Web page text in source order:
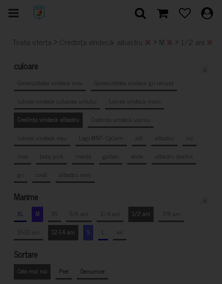
Toata oferta > Credința vindecă- albastru > M > 1/2 ani
culoare
Generozitatea vindecă- mov
Generozitatea vindecă- gri cenușă
Iubirea vindecă- culoarea untului
Iubirea vindecă- maro
Credința vindecă- albastru
Credința vindecă- vișiniu
Iubirea vindecă- roșu
Logo MNF- Cyclam alb albastru
roz
mov
baby pink mentă galben verde
albastru deschis
gri
coral albastru navy
Marime
XL M XS 5/6 ani 3/4 ani 1/2 ani
7/8 ani
10-12 ani
12-14 ani S L xxl
Sortare
Cele mai noi Pret Denumire